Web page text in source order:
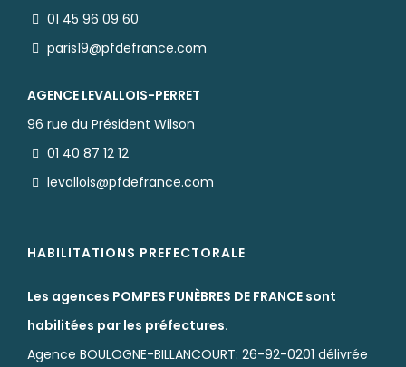
01 45 96 09 60
paris19@pfdefrance.com
AGENCE LEVALLOIS-PERRET
96 rue du Président Wilson
01 40 87 12 12
levallois@pfdefrance.com
HABILITATIONS PREFECTORALE
Les agences POMPES FUNÈBRES DE FRANCE sont
habilitées par les préfectures.
Agence BOULOGNE-BILLANCOURT: 26-92-0201 délivrée